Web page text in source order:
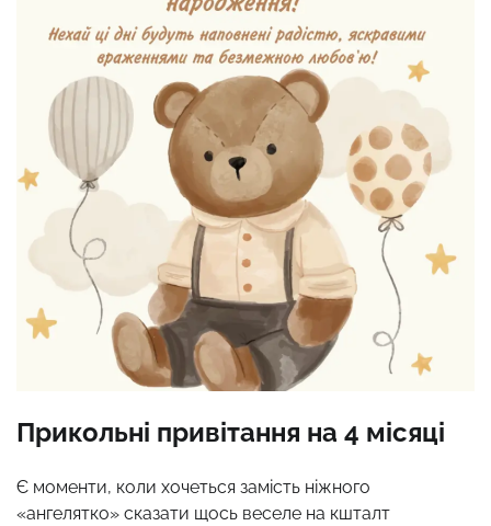
Прикольні привітання на 4 місяці
Є моменти, коли хочеться замість ніжного
«ангелятко» сказати щось веселе на кшталт